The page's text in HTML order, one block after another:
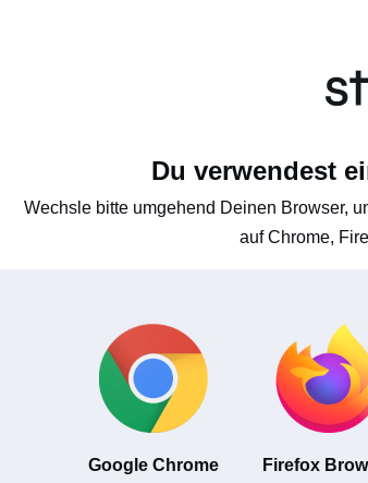
Du verwendest
Wechsle bitte umgehend Deinen Browser,
auf Chrome,
Google Chrome Firefox